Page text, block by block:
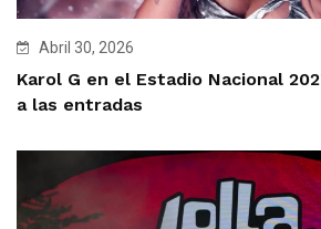
Abril 30, 2026
Karol G en el Estadio Nacional
a las entradas